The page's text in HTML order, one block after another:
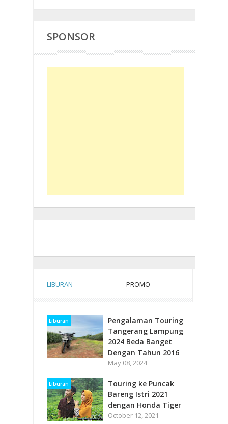
SPONSOR
LIBURAN PROMO
Liburan
Pengalaman Touring
Tangerang Lampung
2024 Beda Banget
Dengan Tahun 2016
May 08, 2024
Liburan
Touring ke Puncak
Bareng Istri 2021
dengan Honda Tiger
October 12, 2021